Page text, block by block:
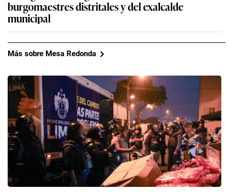
burgomaestres distritales y del exalcalde
municipal
Más sobre Mesa Redonda